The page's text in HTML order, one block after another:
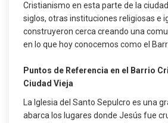
Cristianismo en esta parte de la
siglos, otras instituciones religiosas e
construyeron cerca creando una
en lo que hoy conocemos como el
Puntos de Referencia en el Barrio
Ciudad Vieja
La Iglesia del Santo Sepulcro es una
abarca los lugares donde Jesús fue